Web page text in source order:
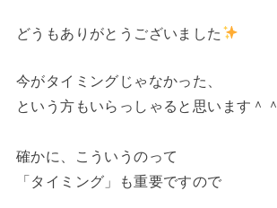
どうもありがとうございました
今がタイミングじゃなかった、
という方もいらっしゃると思います＾＾
確かに、こういうのって
「タイミング」も重要ですので